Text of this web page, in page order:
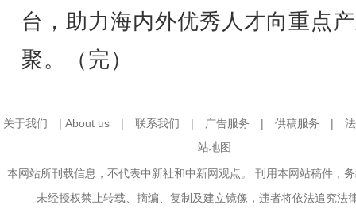
台，助力海内外优秀人才向重点
聚。（完）
关于我们 | About us | 联系我们 | 广告服务 | 供稿服务 |
站地图
本网站所刊载信息，不代表中新社和中新网观点。 刊用本网站稿件，
未经授权禁止转载、摘编、复制及建立镜像，违者将依法追究法